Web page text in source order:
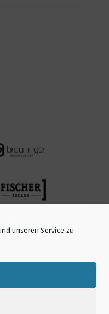
unseren Service zu